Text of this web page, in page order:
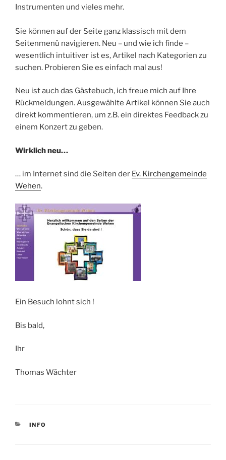
Instrumenten und vieles mehr.
Sie können auf der Seite ganz klassisch mit dem
Seitenmenü navigieren. Neu – und wie ich finde –
wesentlich intuitiver ist es, Artikel nach Kategorien zu
suchen. Probieren Sie es einfach mal aus!
Neu ist auch das Gästebuch, ich freue mich auf Ihre
Rückmeldungen. Ausgewählte Artikel können Sie auch
direkt kommentieren, um z.B. ein direktes Feedback zu
einem Konzert zu geben.
Wirklich neu…
… im Internet sind die Seiten der Ev. Kirchengemeinde
Wehen.
Ein Besuch lohnt sich !
Bis bald,
Ihr
Thomas Wächter
KATEGORIEN
INFO